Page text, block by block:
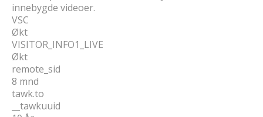
innebygde videoer.
VSC
Økt
VISITOR_INFO1_LIVE
Økt
remote_sid
8 mnd
tawk.to
__tawkuuid